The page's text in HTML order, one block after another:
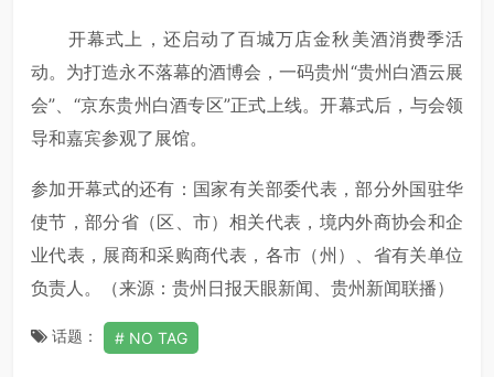
开幕式上，还启动了百城万店金秋美酒消费季活
动。为打造永不落幕的酒博会，一码贵州“贵州白酒云展
会”、“京东贵州白酒专区”正式上线。开幕式后，与会领
导和嘉宾参观了展馆。
参加开幕式的还有：国家有关部委代表，部分外国驻华
使节，部分省（区、市）相关代表，境内外商协会和企
业代表，展商和采购商代表，各市（州）、省有关单位
负责人。（来源：贵州日报天眼新闻、贵州新闻联播）
话题： NO TAG